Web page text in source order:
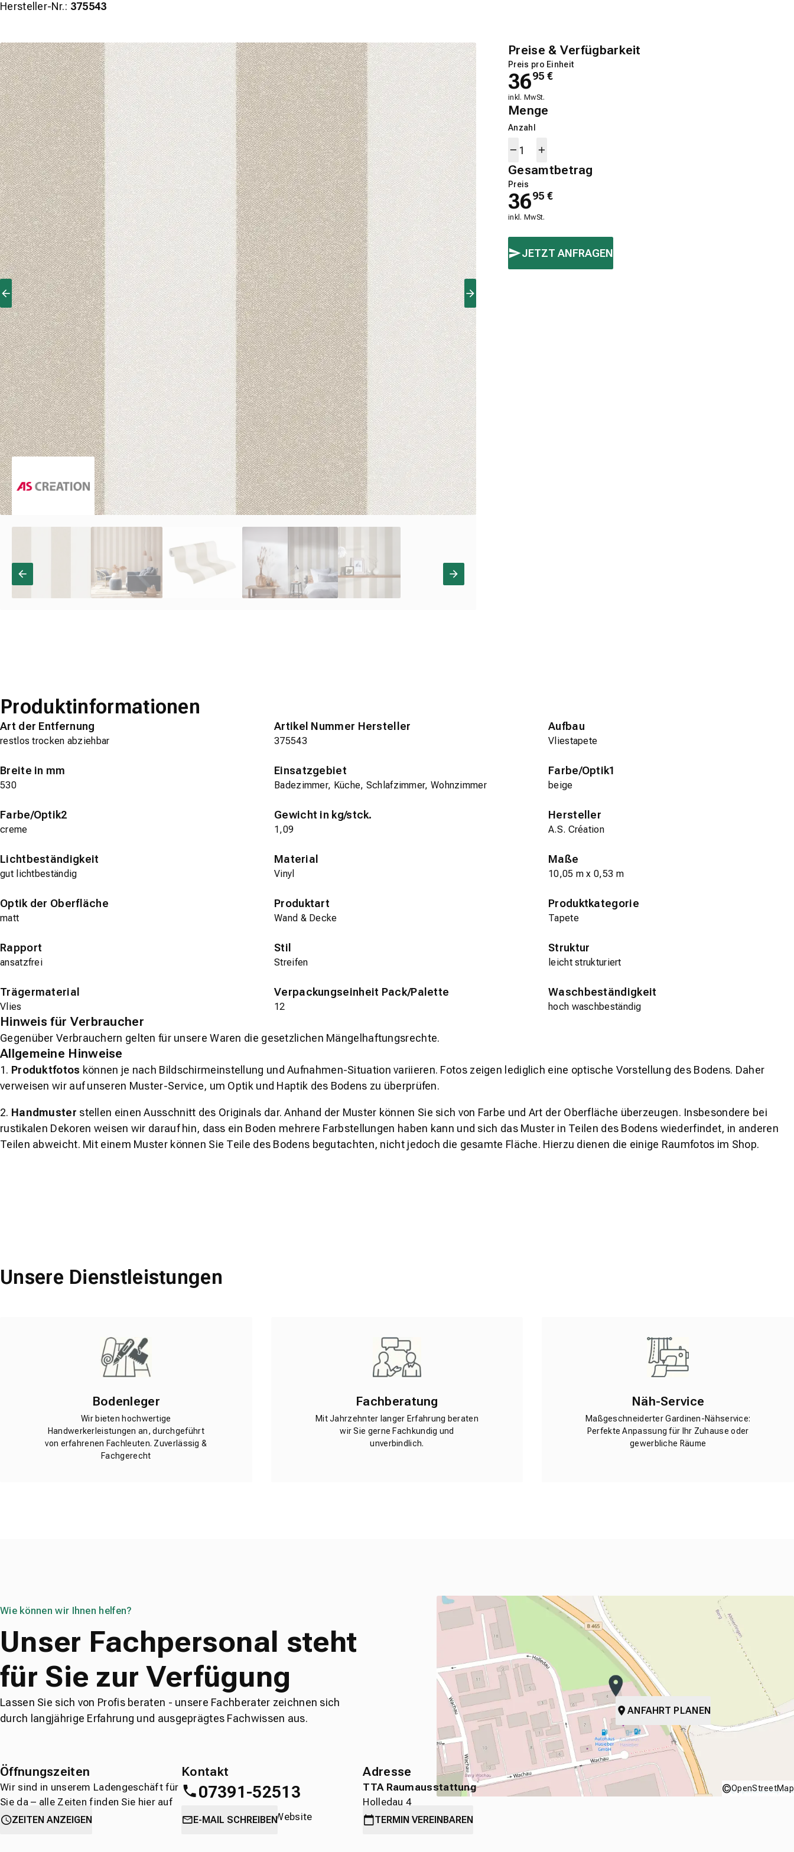
Hersteller-Nr.: 375543
Preise & Verfügbarkeit
Preis pro Einheit
3695 €
inkl. MwSt.
Menge
Anzahl
Gesamtbetrag
Preis
3695 €
inkl. MwSt.
JETZT ANFRAGEN
Produktinformationen
Art der Entfernung
restlos trocken abziehbar
Artikel Nummer Hersteller
375543
Aufbau
Vliestapete
Breite in mm
530
Einsatzgebiet
Badezimmer, Küche, Schlafzimmer, Wohnzimmer
Farbe/Optik1
beige
Farbe/Optik2
creme
Gewicht in kg/stck.
1,09
Hersteller
A.S. Création
Lichtbeständigkeit
gut lichtbeständig
Material
Vinyl
Maße
10,05 m x 0,53 m
Optik der Oberfläche
matt
Produktart
Wand & Decke
Produktkategorie
Tapete
Rapport
ansatzfrei
Stil
Streifen
Struktur
leicht strukturiert
Trägermaterial
Vlies
Verpackungseinheit Pack/Palette
12
Waschbeständigkeit
hoch waschbeständig
Hinweis für Verbraucher
Gegenüber Verbrauchern gelten für unsere Waren die gesetzlichen Mängelhaftungsrechte.
Allgemeine Hinweise
1. Produktfotos können je nach Bildschirmeinstellung und Aufnahmen-Situation variieren. Fotos zeigen lediglich eine optische Vorstellung des Bodens. Daher
verweisen wir auf unseren Muster-Service, um Optik und Haptik des Bodens zu überprüfen.
2. Handmuster stellen einen Ausschnitt des Originals dar. Anhand der Muster können Sie sich von Farbe und Art der Oberfläche überzeugen. Insbesondere bei
rustikalen Dekoren weisen wir darauf hin, dass ein Boden mehrere Farbstellungen haben kann und sich das Muster in Teilen des Bodens wiederfindet, in anderen
Teilen abweicht. Mit einem Muster können Sie Teile des Bodens begutachten, nicht jedoch die gesamte Fläche. Hierzu dienen die einige Raumfotos im Shop.
Unsere Dienstleistungen
Bodenleger
Wir bieten hochwertige
Handwerkerleistungen an, durchgeführt
von erfahrenen Fachleuten. Zuverlässig &
Fachgerecht
Fachberatung
Mit Jahrzehnter langer Erfahrung beraten
wir Sie gerne Fachkundig und
unverbindlich.
Näh-Service
Maßgeschneiderter Gardinen-Nähservice:
Perfekte Anpassung für Ihr Zuhause oder
gewerbliche Räume
Wie können wir Ihnen helfen?
Unser Fachpersonal steht
für Sie zur Verfügung
Lassen Sie sich von Profis beraten - unsere Fachberater zeichnen sich
durch langjährige Erfahrung und ausgeprägtes Fachwissen aus.
Öffnungszeiten
Wir sind in unserem Ladengeschäft für
Sie da – alle Zeiten finden Sie hier auf
einen Blick.
ZEITEN ANZEIGEN
Kontakt
07391-52513
oderdirekt über die Website
E-MAIL SCHREIBEN
Adresse
TTA Raumausstattung
Holledau 4
89584 Ehingen
TERMIN VEREINBAREN
ANFAHRT PLANEN
©OpenStreetMap